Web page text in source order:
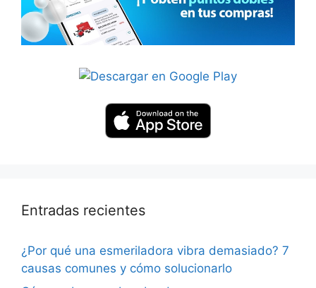
Entradas recientes
¿Por qué una esmeriladora vibra demasiado? 7
causas comunes y cómo solucionarlo